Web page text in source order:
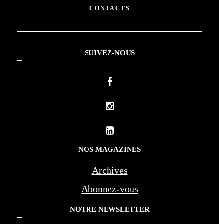
CONTACTS
SUIVEZ-NOUS
NOS MAGAZINES
Archives
Abonnez-vous
NOTRE NEWSLETTER